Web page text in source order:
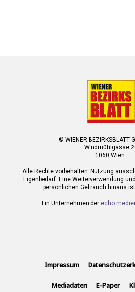
© WIENER BEZIRKSBLATT
Windmühlgasse
1060 Wien.
Alle Rechte vorbehalten. Nutzung
Eigenbedarf. Eine Weiterverwendung
persönlichen Gebrauch hinaus
Ein Unternehmen der echo
Impressum
Mediadaten E-Paper